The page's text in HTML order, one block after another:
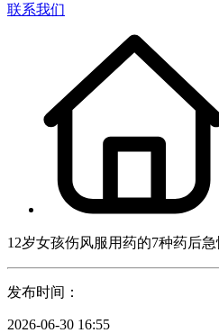
联系我们
12岁女孩伤风服用药的7种药后
发布时间：
2026-06-30 16:55